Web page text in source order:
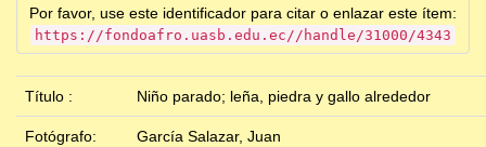
Por favor, use este identificador para citar o enlazar este ítem:
https://fondoafro.uasb.edu.ec//handle/31000/4343
Título : Niño parado; leña, piedra y gallo alrededor
Fotógrafo:
García Salazar, Juan